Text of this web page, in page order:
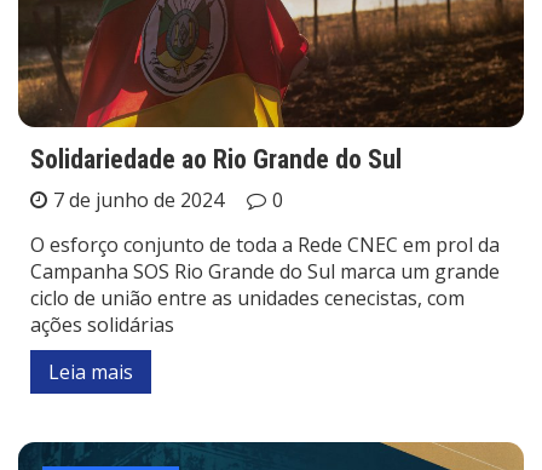
Solidariedade ao Rio Grande do Sul
7 de junho de 2024
0
O esforço conjunto de toda a Rede CNEC em prol da
Campanha SOS Rio Grande do Sul marca um grande
ciclo de união entre as unidades cenecistas, com
ações solidárias
Leia mais